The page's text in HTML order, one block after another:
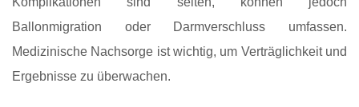
Ballonmigration oder Darmverschluss umfassen.
Medizinische Nachsorge ist wichtig, um Verträglichkeit und
Ergebnisse zu überwachen.